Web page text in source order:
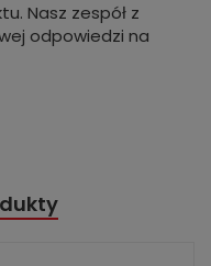
Nasz zespół z
odpowiedzi na